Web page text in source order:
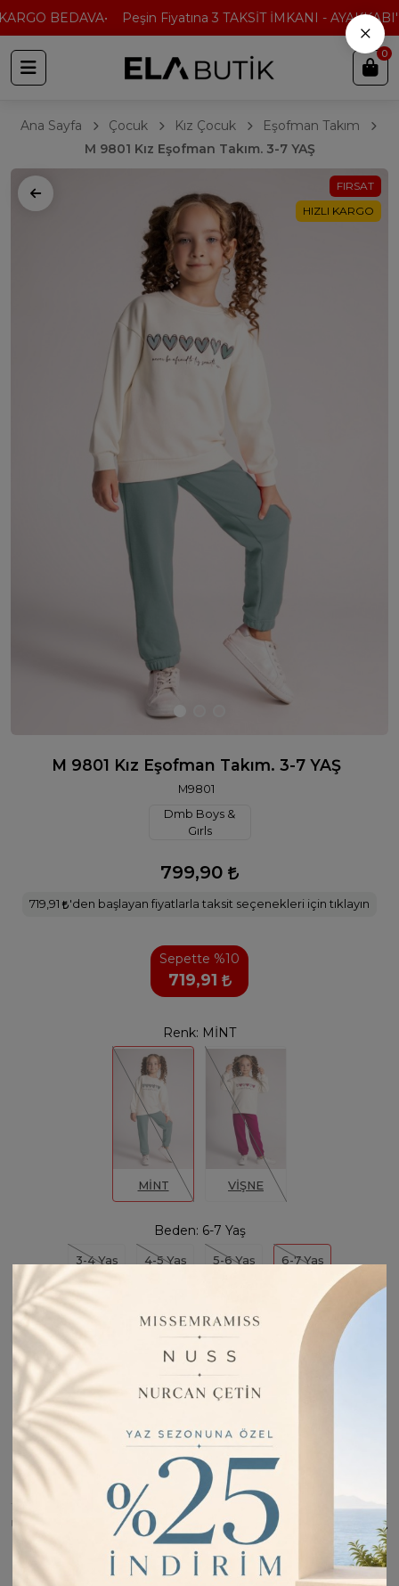
BEDAVA Peşin Fiyatına 3 TAKSİT İMKANI -
0
Ana Sayfa Çocuk Kız Çocuk
Eşofman Takım
M 9801 Kız Eşofman Takım. 3-7 YAŞ
FIRSAT
HIZLI KARGO
M 9801 Kız Eşofman Takım. 3-7 YAŞ
M9801
Dmb Boys &
Gırls
799,90
719,91 'den başlayan fiyatlarla taksit seçenekleri için tıklayın
Sepette %10
719,91
Renk: MİNT
MİNT VİŞNE
Beden: 6-7 Yaş
3-4 Yaş 4-5 Yaş 5-6 Yaş 6-7 Yaş
Fiyatı Düşünce Haber Ver
İade Bilgisi:
Değişim Kabul Edilir
Bu Ürünü Paylaş
ÜRÜN BILGISI
Beden Tablosu:
×